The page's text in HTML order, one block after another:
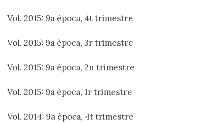
Vol. 2015: 9a època, 4t trimestre
Vol. 2015: 9a època, 3r trimestre
Vol. 2015: 9a època, 2n trimestre
Vol. 2015: 9a època, 1r trimestre
Vol. 2014: 9a època, 4t trimestre